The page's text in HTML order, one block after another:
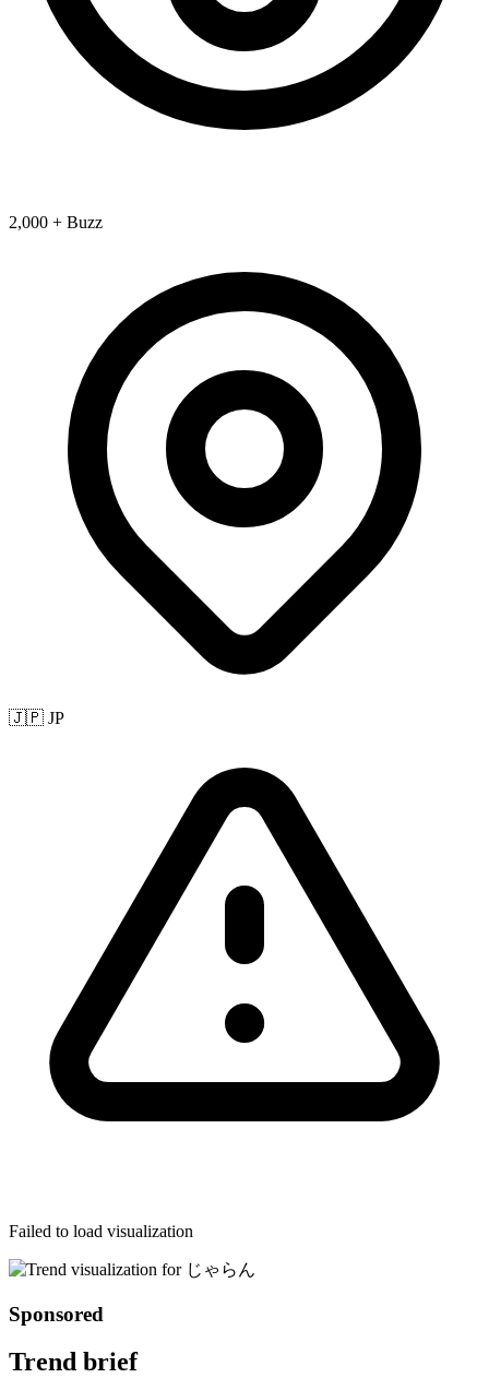
2,000 + Buzz
🇯🇵 JP
Failed to load visualization
Sponsored
Trend brief